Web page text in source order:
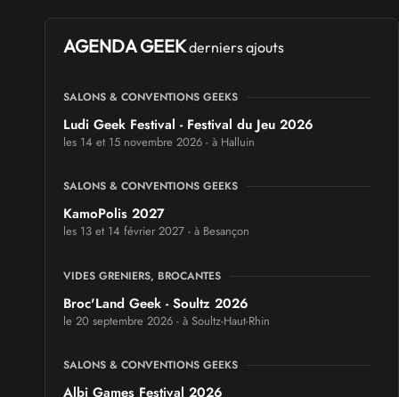
AGENDA GEEKderniers ajouts
SALONS & CONVENTIONS GEEKS
Ludi Geek Festival - Festival du Jeu 2026
les 14 et 15 novembre 2026 - à Halluin
SALONS & CONVENTIONS GEEKS
KamoPolis 2027
les 13 et 14 février 2027 - à Besançon
VIDES GRENIERS, BROCANTES
Broc'Land Geek - Soultz 2026
le 20 septembre 2026 - à Soultz-Haut-Rhin
SALONS & CONVENTIONS GEEKS
Albi Games Festival 2026